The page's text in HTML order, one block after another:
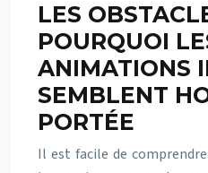
LES
POURQUOI
ANIMATIONS
SEMBLENT
PORTÉE
Il est facile de